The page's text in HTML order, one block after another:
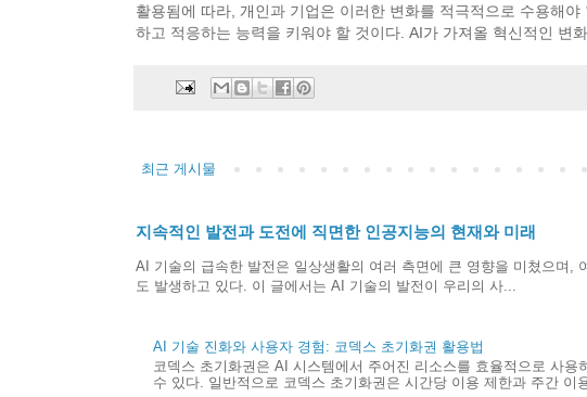
활용됨에 따라, 개인과 기업은 이러한 변화를 적극적으로 수용해
하고 적응하는 능력을 키워야 할 것이다. AI가 가져올 혁신적인 변
최근 게시물
지속적인 발전과 도전에 직면한 인공지능의 현재와 미래
AI 기술의 급속한 발전은 일상생활의 여러 측면에 큰 영향을 미쳤으며,
도 발생하고 있다. 이 글에서는 AI 기술의 발전이 우리의 사...
AI 기술 진화와 사용자 경험: 코덱스 초기화권 활용법
코덱스 초기화권은 AI 시스템에서 주어진 리소스를 효율적으로 사
수 있다. 일반적으로 코덱스 초기화권은 시간당 이용 제한과 주간 이